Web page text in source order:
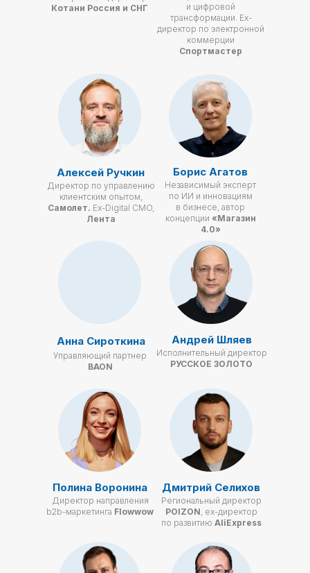
и цифровой
трансформации. Ex-
директор по электронной
коммерции
Спортмастер
Котани Россия и СНГ
Региональный директор
POIZON, ex-директор
по развитию AliExpress
Независимый эксперт
по ИИ и инновациям
в бизнесе, автор
концепции «Магазин
4.0»
Управляющий партнер
BAON
Дмитрий Селихов
Борис Агатов
Анна Сироткина
Алексей Ручкин
Полина Воронина
Директор по управлению
клиентским опытом,
Самолет. Ex-Digital CMO,
Лента
Директор направления
b2b-маркетинга Flowwow
Исполнительный директор
РУССКОЕ ЗОЛОТО
Андрей Шляев